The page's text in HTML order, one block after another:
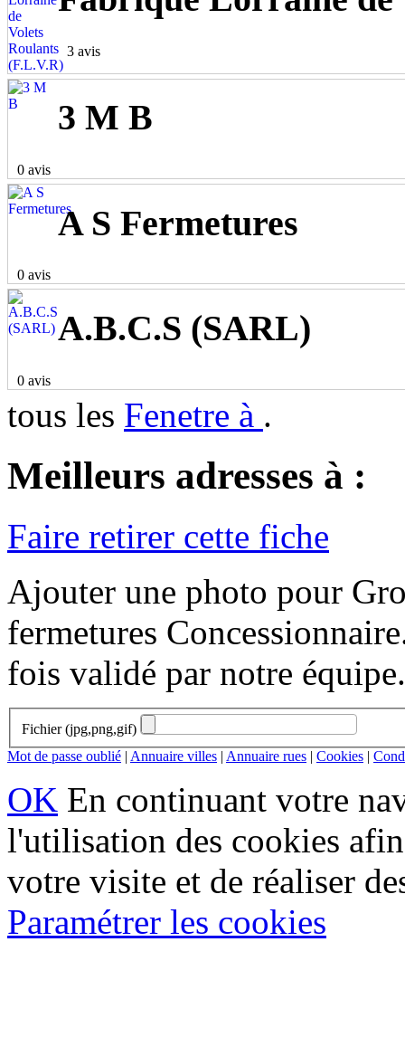
3 avis
3 M B
0 avis
A S Fermetures
0 avis
A.B.C.S (SARL)
0 avis
tous les Fenetre à .
Meilleurs adresses à :
Faire retirer cette fiche
Ajouter une photo pour
fermetures
fois validé par notre équipe.
Fichier (jpg,png,gif)
Mot de passe oublié | Annuaire villes | Annuaire rues | Cookies |
OK En continuant votre
l'utilisation des cookies
votre visite et de réaliser
Paramétrer les cookies